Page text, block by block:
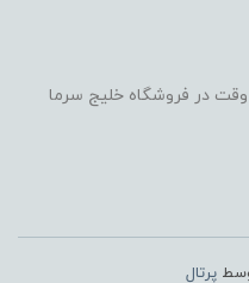
در فروشگاه خلیج سرما
پرتال